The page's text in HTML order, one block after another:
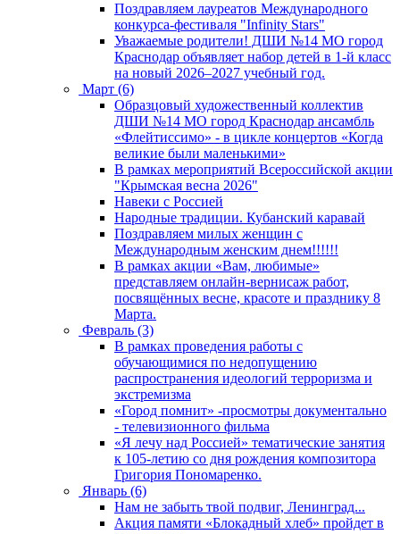
Поздравляем лауреатов Международного
конкурса-фестиваля "Infinity Stars"
Уважаемые родители! ДШИ №14 МО город
Краснодар объявляет набор детей в 1-й класс
на новый 2026–2027 учебный год.
Март (6)
Образцовый художественный коллектив
ДШИ №14 МО город Краснодар ансамбль
«Флейтиссимо» - в цикле концертов «Когда
великие были маленькими»
В рамках мероприятий Всероссийской акции
"Крымская весна 2026"
Навеки с Россией
Народные традиции. Кубанский каравай
Поздравляем милых женщин с
Международным женским днем!!!!!!
В рамках акции «Вам, любимые»
представляем онлайн-вернисаж работ,
посвящённых весне, красоте и празднику 8
Марта.
Февраль (3)
В рамках проведения работы с
обучающимися по недопущению
распространения идеологий терроризма и
экстремизма
«Город помнит» -просмотры документально
- телевизионного фильма
«Я лечу над Россией» тематические занятия
к 105-летию со дня рождения композитора
Григория Пономаренко.
Январь (6)
Нам не забыть твой подвиг, Ленинград...
Акция памяти «Блокадный хлеб» пройдет в